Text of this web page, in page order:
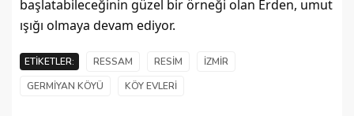
başlatabileceğinin güzel bir örneği olan Erden, umut
ışığı olmaya devam ediyor.
ETIKETLER: RESSAM RESIM
İZMIR
GERMIYAN KÖYÜ
KÖY EVLERI